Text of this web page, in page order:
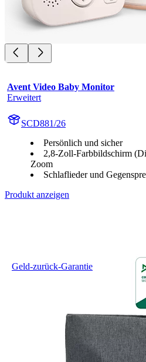
Avent Video Baby Monitor
Erweitert
SCD881/26
Persönlich und sicher
2,8-Zoll-Farbbildschirm
Zoom
Schlaflieder und
Produkt anzeigen
Geld-zurück-Garantie